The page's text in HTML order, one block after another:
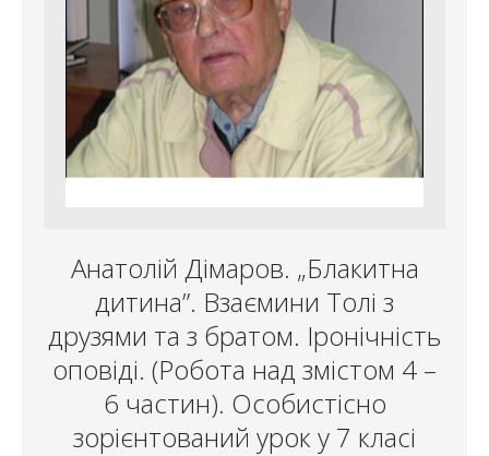
Анатолій Дімаров. „Блакитна
дитина”. Взаємини Толі з
друзями та з братом. Іронічність
оповіді. (Робота над змістом 4 –
6 частин). Особистісно
зорієнтований урок у 7 класі